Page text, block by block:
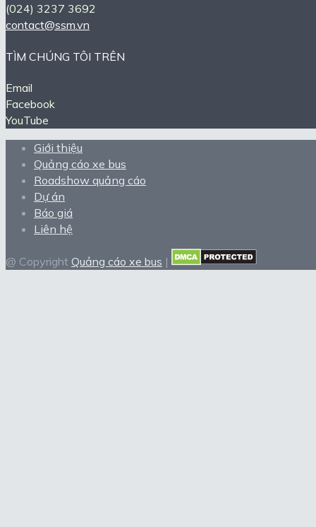
(024) 3237 3692
contact@ssm.vn
TÌM CHÚNG TÔI TRÊN
Email
Facebook
YouTube
Giới thiệu
Quảng cáo xe bus
Roadshow quảng cáo
Dự án
Báo giá
Liên hệ
@ Copyright Quảng cáo xe bus |